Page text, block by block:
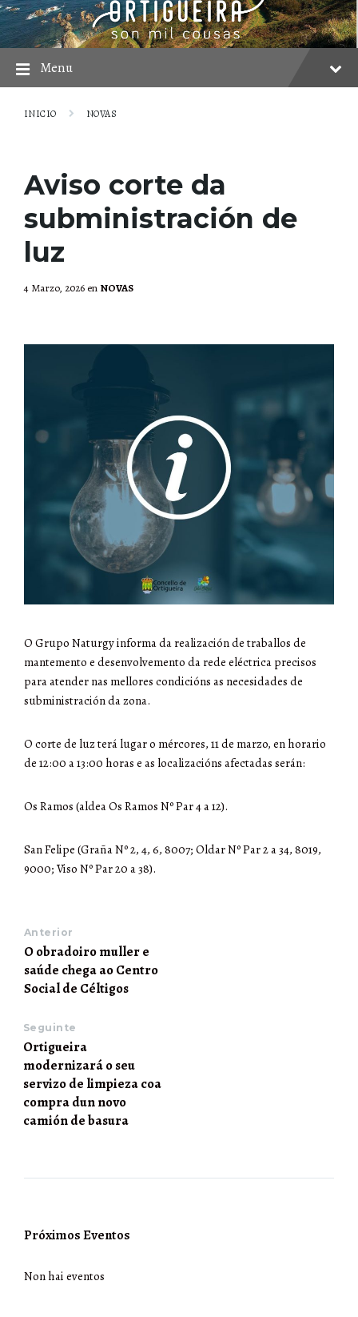
Skip
to
content
Skip
to
main
navigation
Skip
to
footer
Menu
INICIO NOVAS
Aviso corte da
subministración de
luz
4 Marzo, 2026 en NOVAS
O Grupo Naturgy informa da realización de traballos de
mantemento e desenvolvemento da rede eléctrica precisos
para atender nas mellores condicións as necesidades de
subministración da zona.
O corte de luz terá lugar o mércores, 11 de marzo, en horario
de 12:00 a 13:00 horas e as localizacións afectadas serán:
Os Ramos (aldea Os Ramos Nº Par 4 a 12).
San Felipe (Graña Nº 2, 4, 6, 8007; Oldar Nº Par 2 a 34, 8019,
9000; Viso Nº Par 20 a 38).
Anterior
O obradoiro muller e
saúde chega ao Centro
Social de Céltigos
Seguinte
Ortigueira
modernizará o seu
servizo de limpieza coa
compra dun novo
camión de basura
Próximos Eventos
Non hai eventos